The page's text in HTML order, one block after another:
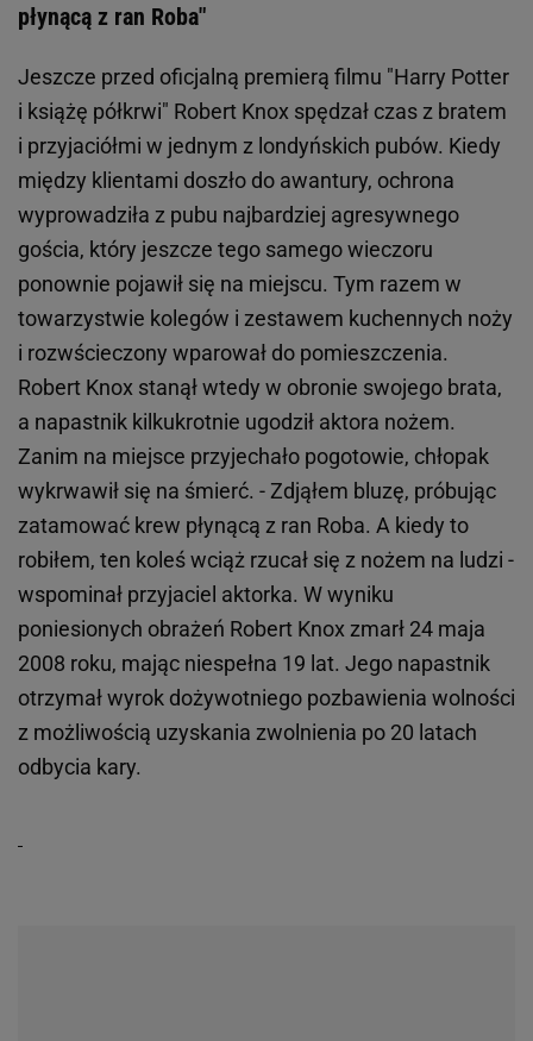
płynącą z ran Roba"
Jeszcze przed oficjalną premierą filmu "Harry Potter
i książę półkrwi" Robert Knox spędzał czas z bratem
i przyjaciółmi w jednym z londyńskich pubów. Kiedy
między klientami doszło do awantury, ochrona
wyprowadziła z pubu najbardziej agresywnego
gościa, który jeszcze tego samego wieczoru
ponownie pojawił się na miejscu. Tym razem w
towarzystwie kolegów i zestawem kuchennych noży
i rozwścieczony wparował do pomieszczenia.
Robert Knox stanął wtedy w obronie swojego brata,
a napastnik kilkukrotnie ugodził aktora nożem.
Zanim na miejsce przyjechało pogotowie, chłopak
wykrwawił się na śmierć. - Zdjąłem bluzę, próbując
zatamować krew płynącą z ran Roba. A kiedy to
robiłem, ten koleś wciąż rzucał się z nożem na ludzi -
wspominał przyjaciel aktorka. W wyniku
poniesionych obrażeń Robert Knox zmarł 24 maja
2008 roku, mając niespełna 19 lat. Jego napastnik
otrzymał wyrok dożywotniego pozbawienia wolności
z możliwością uzyskania zwolnienia po 20 latach
odbycia kary.